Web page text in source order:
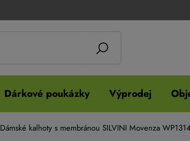
Dárkové poukázky Výprodej
Dámské kalhoty s membránou SILVINI Movenza